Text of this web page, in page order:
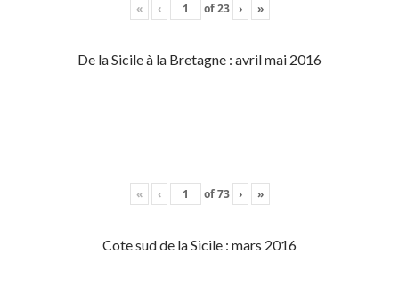
« ‹ of23 › »
De la Sicile à la Bretagne : avril mai 2016
« ‹ of73 › »
Cote sud de la Sicile : mars 2016